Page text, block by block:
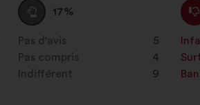
recherche
puis
cliquez
sur
récolté
Vote
neutre
:
17%
Cette
proposition
a
été
qualifiée
Pas d'avis
: 5
fois
Pas compris
: 4
fois
Indifférent
9
fois
Pas
:a
été
fois
:fois
:fois